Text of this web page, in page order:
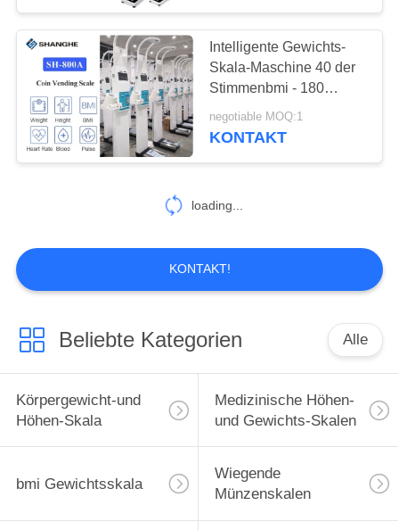
Intelligente Gewichts-
Skala-Maschine 40 der
Stimmenbmi - 180
pulsieren,/minimale
Bruttomasse des Impuls-
negotiable MOQ:1
KONTAKT
loading...
KONTAKT!
Beliebte Kategorien Alle
Körpergewicht-und
Höhen-Skala
Medizinische Höhen-
und Gewichts-Skalen
bmi Gewichtsskala
Wiegende
Münzenskalen